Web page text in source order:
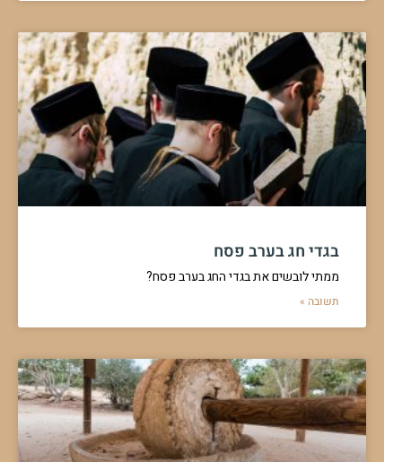
בגדי חג בערב פסח
ממתי לובשים את בגדי החג בערב פסח?
תשובה »